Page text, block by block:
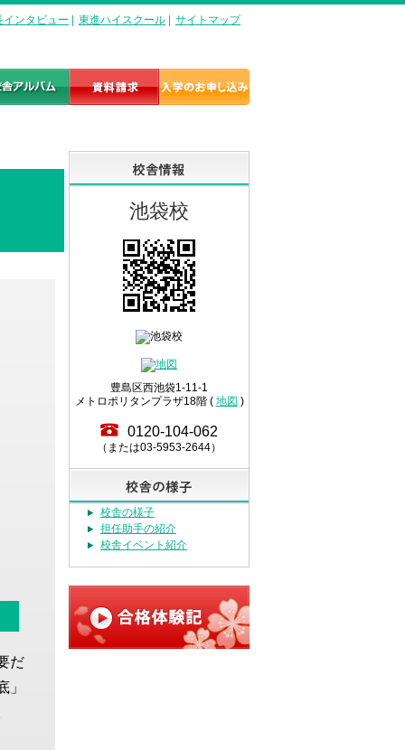
インタビュー 東進ハイスクール サイトマップ
だ
」
池袋校
豊島区西池袋1-11-1
メトロポリタンプラザ18階 ( 地図 )
0120-104-062
（または03-5953-2644）
校舎の様子
担任助手の紹介
校舎イベント紹介